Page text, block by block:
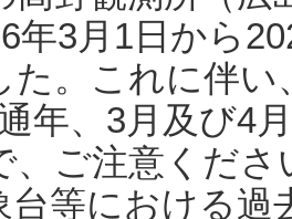
年3月1日から
た。これに伴い
年、3月及び4
、ご注意くだ
台等における過